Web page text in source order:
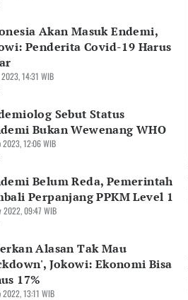
Akan Masuk Endemi,
Penderita Covid-19 Harus
14:31 WIB
Sebut Status
Bukan Wewenang WHO
2023, 12:06 WIB
Belum Reda, Pemerintah
Perpanjang PPKM Level 1
2022, 09:47 WIB
Alasan Tak Mau
Jokowi: Ekonomi Bisa
17%
2022, 13:11 WIB